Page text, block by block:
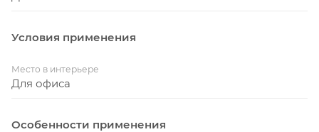
Условия применения
Место в интерьере
Для офиса
Особенности применения